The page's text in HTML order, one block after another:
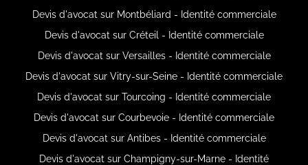
Devis d'avocat sur Montbéliard - Identité commerciale
Devis d'avocat sur Créteil - Identité commerciale
Devis d'avocat sur Versailles - Identité commerciale
Devis d'avocat sur Vitry-sur-Seine - Identité commerciale
Devis d'avocat sur Tourcoing - Identité commerciale
Devis d'avocat sur Courbevoie - Identité commerciale
Devis d'avocat sur Antibes - Identité commerciale
Devis d'avocat sur Champigny-sur-Marne - Identité